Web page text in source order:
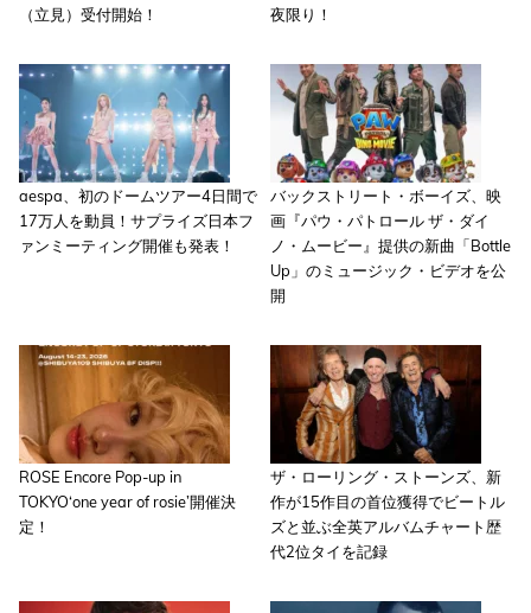
（立見）受付開始！
夜限り！
aespa、初のドームツアー4日間で
17万人を動員！サプライズ日本フ
ァンミーティング開催も発表！
バックストリート・ボーイズ、映
画『パウ・パトロール ザ・ダイ
ノ・ムービー』提供の新曲「Bottle
Up」のミュージック・ビデオを公
開
ROSE Encore Pop-up in
TOKYO‘one year of rosie’開催決
定！
ザ・ローリング・ストーンズ、新
作が15作目の首位獲得でビートル
ズと並ぶ全英アルバムチャート歴
代2位タイを記録